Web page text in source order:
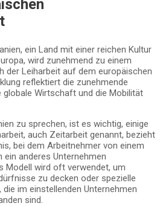
ein Land mit einer reichen Kultur
wird zunehmend zu einem
der Leiharbeit auf dem europäischen
reflektiert die zunehmende
globale Wirtschaft und die Mobilität
zu sprechen, ist es wichtig, einige
auch Zeitarbeit genannt, bezieht
bei dem Arbeitnehmer von einem
anderes Unternehmen
Modell wird oft verwendet, um
zu decken oder spezielle
im einstellenden Unternehmen
sind.